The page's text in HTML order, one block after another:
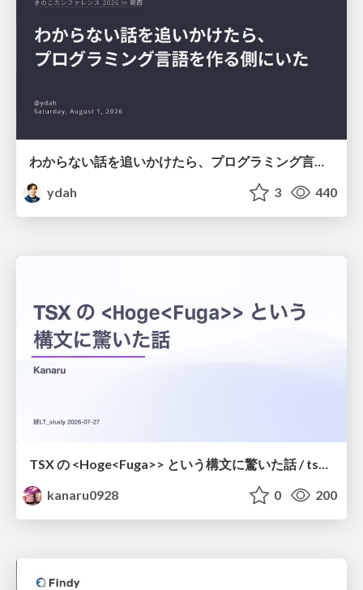
わからない話を追いかけたら、プログラミング言語を作る側にいた
ydah
3 440
kanaru0928
0 200